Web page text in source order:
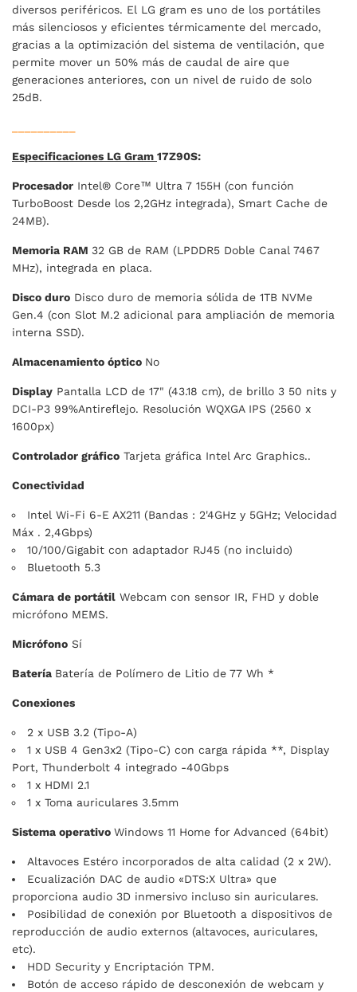
diversos periféricos. El LG gram es uno de los portátiles
más silenciosos y eficientes térmicamente del mercado,
gracias a la optimización del sistema de ventilación, que
permite mover un 50% más de caudal de aire que
generaciones anteriores, con un nivel de ruido de solo
25dB.
Especificaciones LG Gram 17Z90S:
Procesador Intel® Core™ Ultra 7 155H (con función
TurboBoost Desde los 2,2GHz integrada), Smart Cache de
24MB).
Memoria RAM 32 GB de RAM (LPDDR5 Doble Canal 7467
MHz), integrada en placa.
Disco duro Disco duro de memoria sólida de 1TB NVMe
Gen.4 (con Slot M.2 adicional para ampliación de memoria
interna SSD).
Almacenamiento óptico No
Display Pantalla LCD de 17" (43.18 cm), de brillo 3 50 nits y
DCI-P3 99%Antireflejo. Resolución WQXGA IPS (2560 x
1600px)
Controlador gráfico Tarjeta gráfica Intel Arc Graphics..
Conectividad
Intel Wi-Fi 6-E AX211 (Bandas : 2'4GHz y 5GHz; Velocidad
Máx . 2,4Gbps)
10/100/Gigabit con adaptador RJ45 (no incluido)
Bluetooth 5.3
Cámara de portátil Webcam con sensor IR, FHD y doble
micrófono MEMS.
Micrófono Sí
Batería Batería de Polímero de Litio de 77 Wh *
Conexiones
2 x USB 3.2 (Tipo-A)
1 x USB 4 Gen3x2 (Tipo-C) con carga rápida **, Display
Port, Thunderbolt 4 integrado -40Gbps
1 x HDMI 2.1
1 x Toma auriculares 3.5mm
Sistema operativo Windows 11 Home for Advanced (64bit)
Altavoces Estéro incorporados de alta calidad (2 x 2W).
Ecualización DAC de audio «DTS:X Ultra» que
proporciona audio 3D inmersivo incluso sin auriculares.
Posibilidad de conexión por Bluetooth a dispositivos de
reproducción de audio externos (altavoces, auriculares,
etc).
HDD Security y Encriptación TPM.
Botón de acceso rápido de desconexión de webcam y